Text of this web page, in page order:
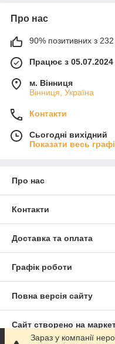
Про нас
90% позитивних з 232
Працює з 05.07.2024
м. Вінниця
Вінниця, Україна
Контакти
Сьогодні вихідний
Показати весь
Про нас
Контакти
Доставка та оплата
Графік роботи
Повна версія сайту
Сайт створено на
Зараз у компанії